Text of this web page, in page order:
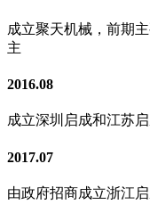
成立聚天机械，前期
主
2016.08
成立深圳启成和江苏
2017.07
由政府招商成立浙江